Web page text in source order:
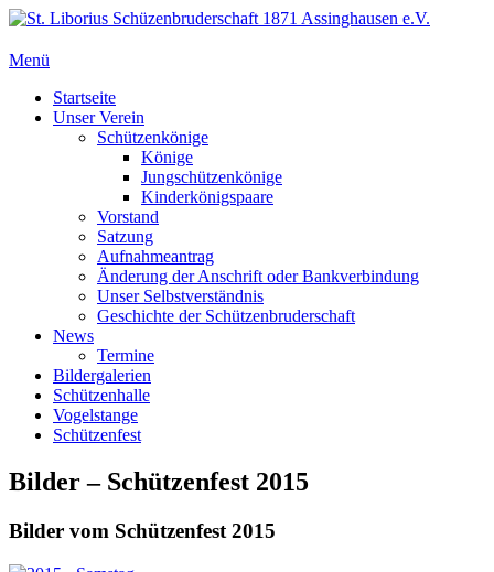
Zum
springen
St. Liborius Schüzenbruderschaft 1871 Assinghausen e.V.
Menü
Primäres
Menü
Startseite
Unser Verein
Schützenkönige
Könige
Jungschützenkönige
Kinderkönigspaare
Vorstand
Satzung
Aufnahmeantrag
Änderung der Anschrift oder Bankverbindung
Unser Selbstverständnis
Geschichte der Schützenbruderschaft
News
Termine
Bildergalerien
Schützenhalle
Vogelstange
Schützenfest
Bilder – Schützenfest 2015
Bilder vom Schützenfest 2015